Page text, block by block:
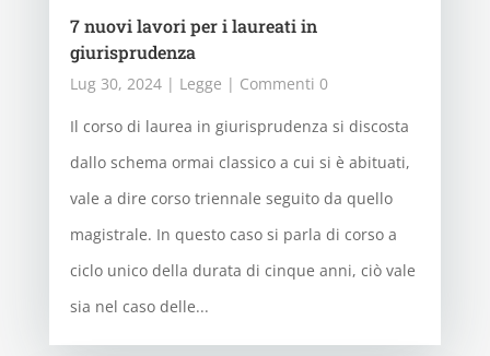
7 nuovi lavori per i laureati in
giurisprudenza
Lug 30, 2024| Legge | Commenti 0
Il corso di laurea in giurisprudenza si discosta
dallo schema ormai classico a cui si è abituati,
vale a dire corso triennale seguito da quello
magistrale. In questo caso si parla di corso a
ciclo unico della durata di cinque anni, ciò vale
sia nel caso delle...